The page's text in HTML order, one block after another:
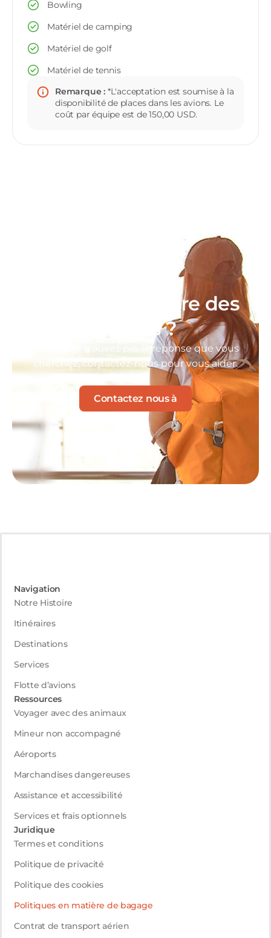
Bowling
Matériel de camping
Matériel de golf
Matériel de tennis
Remarque : *L'acceptation est soumise à la
disponibilité de places dans les avions. Le
coût par équipe est de 150,00 USD.
Vous avez encore des
doutes ?
Si vous ne trouvez pas la réponse que vous
cherchez, contactez-nous pour vous aider.
Contactez nous à
Navigation
Notre Histoire
Itinéraires
Destinations
Services
Flotte d’avions
Ressources
Voyager avec des animaux
Mineur non accompagné
Aéroports
Marchandises dangereuses
Assistance et accessibilité
Services et frais optionnels
Juridique
Termes et conditions
Politique de privacité
Politique des cookies
Politiques en matière de bagage
Contrat de transport aérien